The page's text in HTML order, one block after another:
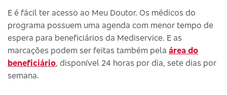
E é fácil ter acesso ao Meu Doutor. Os médicos do
programa possuem uma agenda com menor tempo de
espera para beneficiários da Mediservice. E as
marcações podem ser feitas também pela área do
beneficiário, disponível 24 horas por dia, sete dias por
semana.